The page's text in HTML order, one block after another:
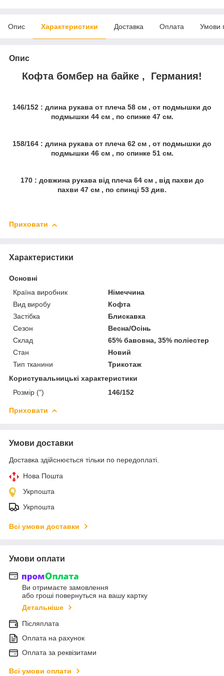
Опис Характеристики Доставка Оплата Умови
Опис
Кофта бомбер на байке , Германия!
146/152 : длина рукава от плеча 58 см , от подмышки до
подмышки 44 см , по спинке 47 см.
158/164 : длина рукава от плеча 62 см , от подмышки до
подмышки 46 см , по спинке 51 см.
170 : довжина рукава від плеча 64 см , від пахви до
пахви 47 см , по спинці 53 див.
Приховати
Характеристики
Основні
Країна виробник
Німеччина
Вид виробу
Кофта
Застібка
Блискавка
Сезон
Весна/Осінь
Склад
65% бавовна, 35% поліестер
Стан
Новий
Тип тканини
Трикотаж
Користувальницькі характеристики
Розмір (")
146/152
Приховати
Умови доставки
Доставка здійснюється тільки по передоплаті.
Нова Пошта
Укрпошта
Укрпошта
Всі умови доставки
Умови оплати
Ви отримаєте замовлення
або гроші повернуться на вашу картку
Детальніше
Післяплата
Оплата на рахунок
Оплата за реквізитами
Всі умови оплати